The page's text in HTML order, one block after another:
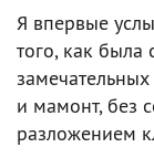
Я впервые
того, как была
и мамонт, без
разложением